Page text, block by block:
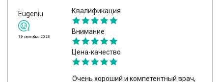
Eugeniu
19 сентября 2023
Квалификация
Внимание
Цена-качество
Очень хороший и компетентный врач,